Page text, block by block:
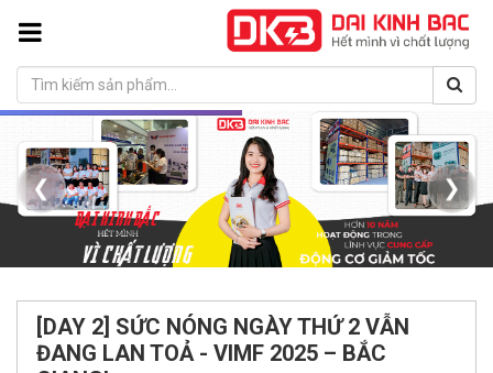
❮ ❯
[DAY 2] SỨC NÓNG NGÀY THỨ 2 VẪN
ĐANG LAN TOẢ - VIMF 2025 – BẮC